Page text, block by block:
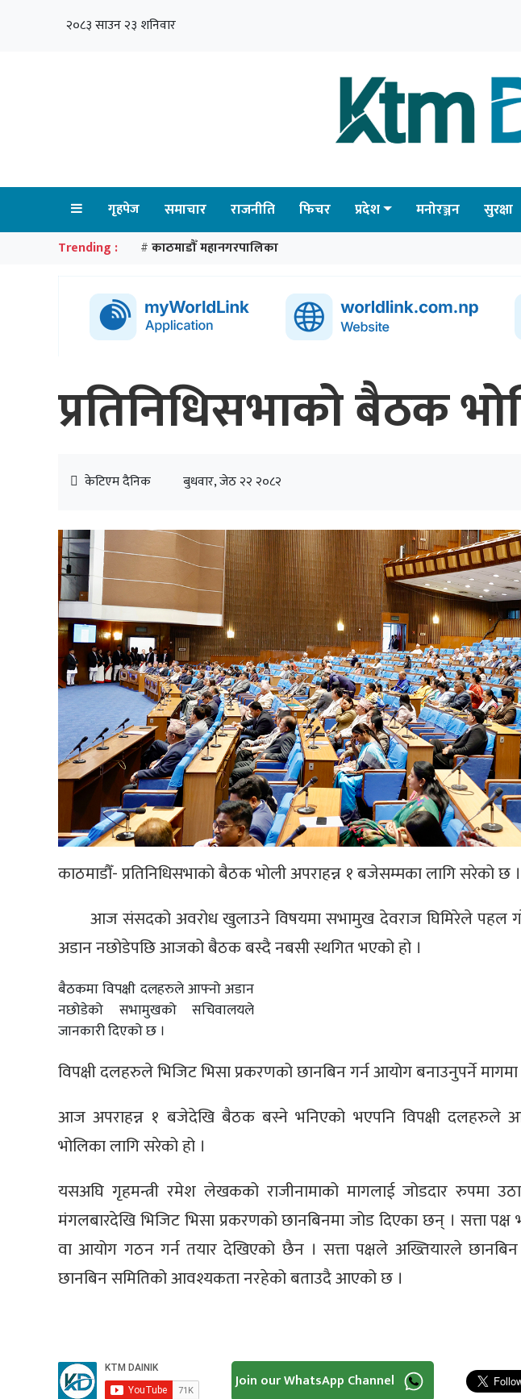
२०८३ साउन २३ शनिवार
गृहपेज समाचार राजनीति फिचर प्रदेश मनोरञ्जन सुरक्षा
Trending : # काठमाडौँ महानगरपालिका
प्रतिनिधिसभाको बैठक
केटिएम दैनिक बुधवार, जेठ २२ २०८२
काठमाडौँ- प्रतिनिधिसभाको बैठक भोली अपराहन्न १ बजेसम्मका लागि सरेको छ ।
आज संसदको अवरोध खुलाउने विषयमा सभामुख देवराज घिमिरेले पहल
अडान नछोडेपछि आजको बैठक बस्दै नबसी स्थगित भएको हो ।
बैठकमा विपक्षी दलहरुले आफ्नो अडान
नछोडेको सभामुखको सचिवालयले
जानकारी दिएको छ ।
विपक्षी दलहरुले भिजिट भिसा प्रकरणको छानबिन गर्न आयोग बनाउनुपर्ने
आज अपराहन्न १ बजेदेखि बैठक बस्ने भनिएको भएपनि विपक्षी दलहरुले
भोलिका लागि सरेको हो ।
यसअघि गृहमन्त्री रमेश लेखकको राजीनामाको मागलाई जोडदार रुपमा
मंगलबारदेखि भिजिट भिसा प्रकरणको छानबिनमा जोड दिएका छन् । सत्ता
वा आयोग गठन गर्न तयार देखिएको छैन । सत्ता पक्षले अख्तियारले
छानबिन समितिको आवश्यकता नरहेको बताउदै आएको छ ।
Join our WhatsApp Channel